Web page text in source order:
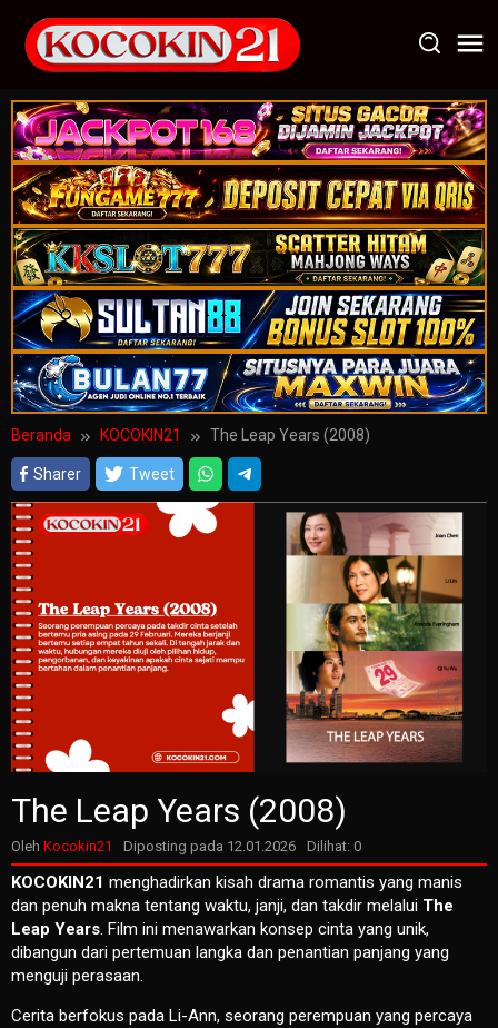
konten
Beranda KOCOKIN21 The Leap Years (2008)
Sharer Tweet
The Leap Years (2008)
Oleh Kocokin21 Diposting pada 12.01.2026 Dilihat: 0
KOCOKIN21 menghadirkan kisah drama romantis yang manis
dan penuh makna tentang waktu, janji, dan takdir melalui The
Leap Years. Film ini menawarkan konsep cinta yang unik,
dibangun dari pertemuan langka dan penantian panjang yang
menguji perasaan.
Cerita berfokus pada Li-Ann, seorang perempuan yang percaya